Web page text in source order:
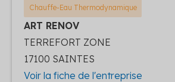
Chauffe-Eau Thermodynamique
ART RENOV
TERREFORT ZONE
17100 SAINTES
Voir la fiche de l'entreprise